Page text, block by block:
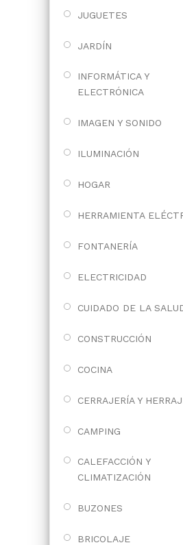
JUGUETES
JARDÍN
INFORMÁTICA Y
ELECTRÓNICA
IMAGEN Y SONIDO
ILUMINACIÓN
HOGAR
HERRAMIENTA
FONTANERÍA
ELECTRICIDAD
CUIDADO DE LA
CONSTRUCCIÓN
COCINA
CERRAJERÍA Y
CAMPING
CALEFACCIÓN Y
CLIMATIZACIÓN
BUZONES
BRICOLAJE